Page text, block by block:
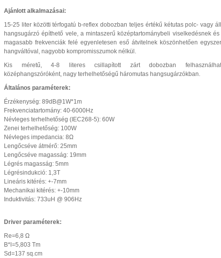
Ajánlott alkalmazásai:
15-25 liter közötti térfogatú b-reflex dobozban teljes értékű kétutas polc- vagy
hangsugárzó építhető vele, a mintaszerű középtartománybeli viselkedésnek és
magasabb frekvenciák felé egyenletesen eső átvitelnek köszönhetően
hangváltóval, nagyobb kompromisszumok nélkül.
Kis méretű, 4-8 literes csillapított zárt dobozban
középhangszóróként, nagy terhelhetőségű háromutas hangsugárzókban.
Általános paraméterek:
Érzékenység: 89dB@1W*1m
Frekvenciatartomány: 40-6000Hz
Névleges terhelhetőség (IEC268-5): 60W
Zenei terhelhetőség: 100W
Névleges impedancia: 8Ω
Lengőcséve átmérő: 25mm
Lengőcséve magasság: 19mm
Légrés magasság: 5mm
Légrésindukció: 1,3T
Lineáris kitérés: +-7mm
Mechanikai kitérés: +-10mm
Induktivitás: 733uH @ 906Hz
Driver paraméterek:
Re=6,8 Ω
B*l=5,803 Tm
Sd=137 sq.cm